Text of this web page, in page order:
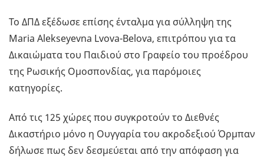
Το ΔΠΔ εξέδωσε επίσης ένταλμα για σύλληψη της
Maria Alekseyevna Lvova-Belova, επιτρόπου για τα
Δικαιώματα του Παιδιού στο Γραφείο του προέδρου
της Ρωσικής Ομοσπονδίας, για παρόμοιες
κατηγορίες.
Από τις 125 χώρες που συγκροτούν το Διεθνές
Δικαστήριο μόνο η Ουγγαρία του ακροδεξιού Όρμπαν
δήλωσε πως δεν δεσμεύεται από την απόφαση για